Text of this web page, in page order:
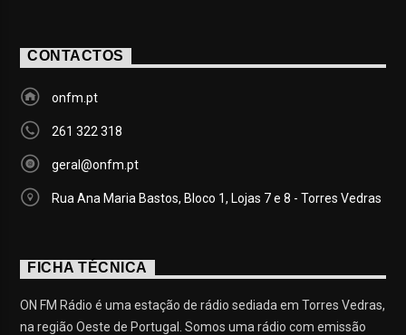
CONTACTOS
onfm.pt
261 322 318
geral@onfm.pt
Rua Ana Maria Bastos, Bloco 1, Lojas 7 e 8 - Torres Vedras
FICHA TÉCNICA
ON FM Rádio é uma estação de rádio sediada em Torres Vedras,
na região Oeste de Portugal. Somos uma rádio com emissão